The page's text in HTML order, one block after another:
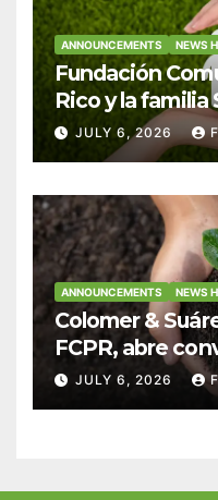
ANNOUNCEMENTS NEWS
Fundación
Rico y la familia
anuncian
fortalecer
JULY 6, 2026
ANNOUNCEMENTS NEWS
Colomer &
FCPR, abre
proyectos de
JULY 6, 2026